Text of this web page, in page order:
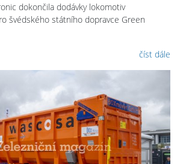
dokončila dodávky lokomotiv
švédského státního dopravce Green
číst dále